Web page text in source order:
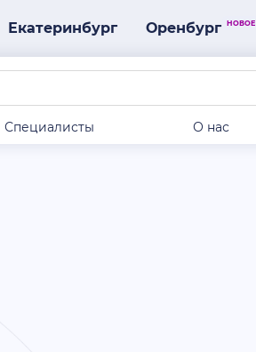
Екатеринбург Оренбург НОВОЕ
Специалисты О нас